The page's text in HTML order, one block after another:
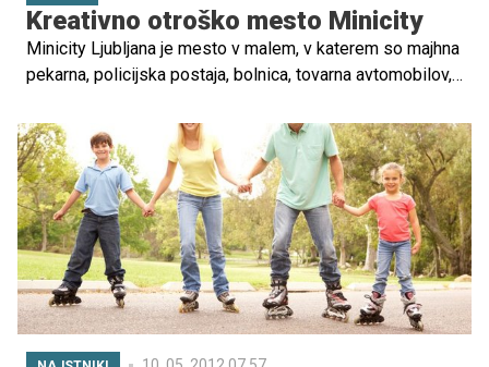
Kreativno otroško mesto Minicity
Minicity Ljubljana je mesto v malem, v katerem so majhna
pekarna, policijska postaja, bolnica, tovarna avtomobilov,
je ekipa strokovnjakov s področij pedagogike in
psihologije v sodelovanju s slovenskim gospodarstvom
razvila didaktične igre, katerih glavna prednost je, da
otrokom med 3. in 12. letom na zabaven način prenašajo
uporabna življenjska znanja.